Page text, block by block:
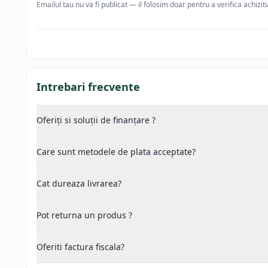
Emailul tau nu va fi publicat — il folosim doar pentru a verifica
Intrebari frecvente
Oferiți si soluții de finanțare ?
Care sunt metodele de plata acceptate?
Cat dureaza livrarea?
Pot returna un produs ?
Oferiti factura fiscala?